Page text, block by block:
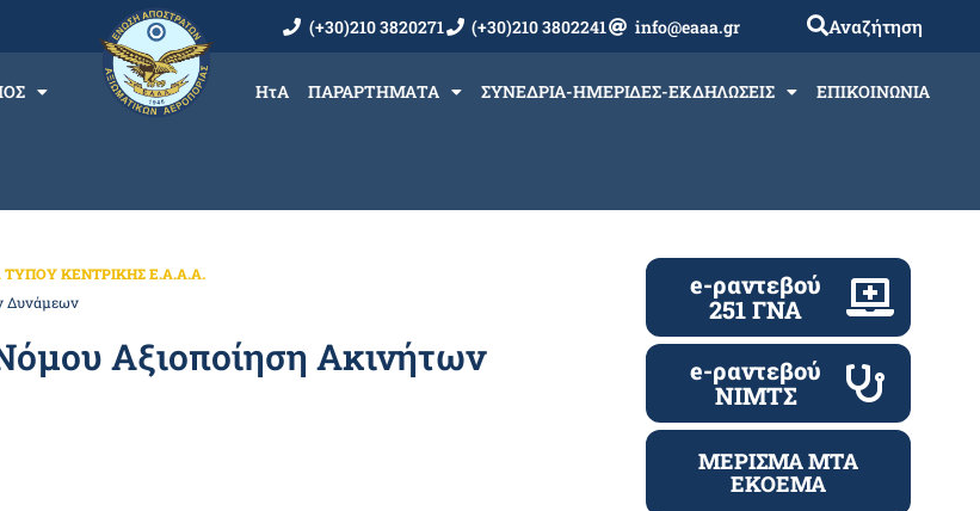
(+30)210 3820271 (+30)210 3802241 info@eaaa.gr Αναζήτηση
ΗτΑ ΠΑΡΑΡΤΗΜΑΤΑ ΣΥΝΕΔΡΙΑ-ΗΜΕΡΙΔΕΣ-ΕΚΔΗΛΩΣΕΙΣ ΕΠΙΚΟΙΝΩΝΙΑ
ΤΥΠΟΥ ΚΕΝΤΡΙΚΗΣ Ε.Α.Α.Α.
Δυνάμεων
Αξιοποίηση Ακινήτων
e-ραντεβού
251 ΓΝΑ
e-ραντεβού
ΝΙΜΤΣ
ΜΕΡΙΣΜΑ ΜΤΑ
ΕΚΟΕΜΑ